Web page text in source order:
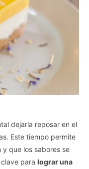
dejarla reposar en el
Este tiempo permite
que los sabores se
para lograr una